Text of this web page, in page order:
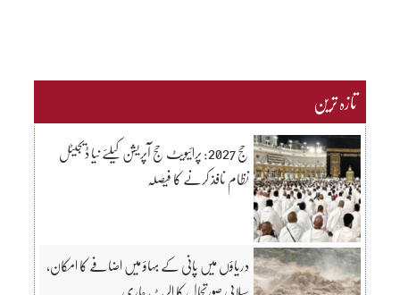
تازہ ترین
حج 2027: پرائیویٹ حج آپریشن کیلئے نیا ڈیجیٹل
نظام نافذ کرنے کا فیصلہ
دریاؤں میں پانی کے بہاؤ میں اضافے کا امکان،